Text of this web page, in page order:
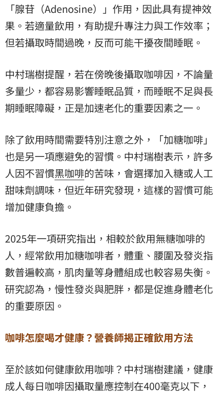
「腺苷（Adenosine）」作用，因此具有提神效
果。若適量飲用，有助提升專注力與工作效率；
但若攝取時間過晚，反而可能干擾夜間睡眠。
中村瑞樹提醒，若在傍晚後攝取咖啡因，不論量
多量少，都容易影響睡眠品質，而睡眠不足與長
期睡眠障礙，正是加速老化的重要因素之一。
除了飲用時間需要特別注意之外，「加糖咖啡」
也是另一項應避免的習慣。中村瑞樹表示，許多
人因不習慣黑咖啡的苦味，會選擇加入糖或人工
甜味劑調味，但近年研究發現，這樣的習慣可能
增加健康負擔。
2025年一項研究指出，相較於飲用無糖咖啡的
人，經常飲用加糖咖啡者，體重、腰圍及發炎指
數普遍較高，肌肉量等身體組成也較容易失衡。
研究認為，慢性發炎與肥胖，都是促進身體老化
的重要原因。
咖啡怎麼喝才健康？營養師揭正確飲用方法
至於該如何健康飲用咖啡？中村瑞樹建議，健康
成人每日咖啡因攝取量應控制在400毫克以下，